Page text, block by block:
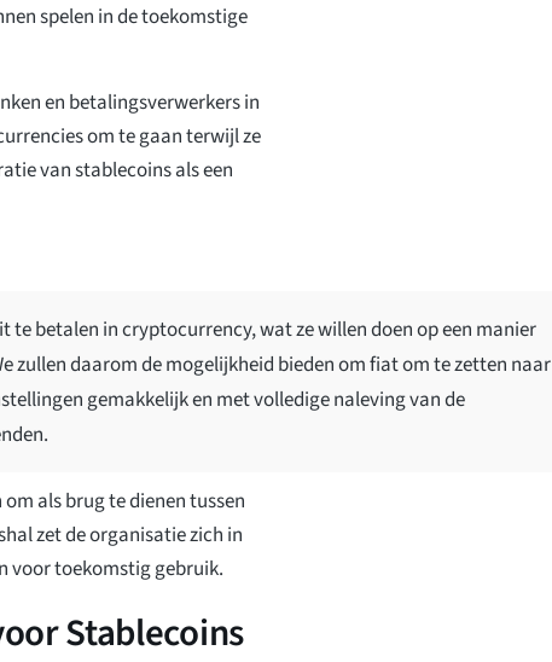
spelen in de toekomstige
en betalingsverwerkers in
om te gaan terwijl ze
van stablecoins als een
te betalen in cryptocurrency, wat ze willen doen op een manier
zullen daarom de mogelijkheid bieden om fiat om te zetten naar
gemakkelijk en met volledige naleving van de
als brug te dienen tussen
zet de organisatie zich in
voor toekomstig gebruik.
Stablecoins